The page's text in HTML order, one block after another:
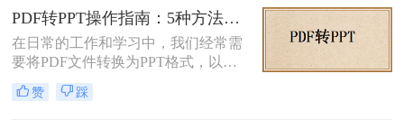
PPT（PowerPoint）格式，以便进行演
示、编辑或团队协作。那么PDF怎么
转换成PPT呢？本文将介绍两种将
PDF转换成PPT的方法。
PDF转PPT操作指南：5种方法的具体操作流程和参数设置！
在日常的工作和学习中，我们经常需
要将PDF文件转换为PPT格式，以便
进行演示或编辑。PDF文件以其固定
格式和跨平台的优势而广受欢迎，但
赞 踩